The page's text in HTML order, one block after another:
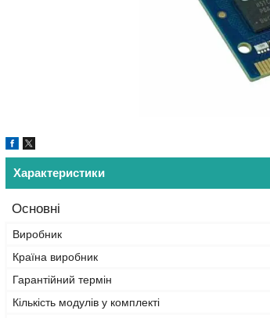
Характеристики
Основні
Виробник
Країна виробник
Гарантійний термін
Кількість модулів у комплекті